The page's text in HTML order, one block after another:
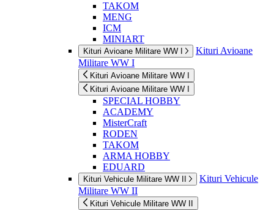
TAKOM
MENG
ICM
MINIART
Kituri Avioane Militare WW I
Kituri Avioane
Militare WW I
Kituri Avioane Militare WW I
Kituri Avioane Militare WW I
SPECIAL HOBBY
ACADEMY
MisterCraft
RODEN
TAKOM
ARMA HOBBY
EDUARD
Kituri Vehicule Militare WW II
Kituri Vehicule
Militare WW II
Kituri Vehicule Militare WW II